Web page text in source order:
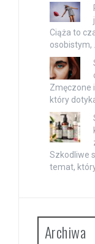
Ciąża to
osobistym, …
Zmęczone
który
Szkodliwe
temat,
Archiwa